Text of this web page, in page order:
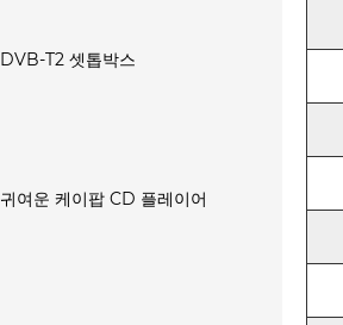
DVB-T2 셋톱박스
귀여운 케이팝 CD 플레이어